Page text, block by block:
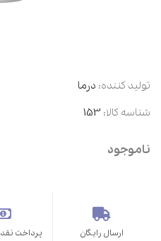
تولید کننده: درما
شناسه کالا:
ناموجود
ارسال رایگان
پرداخت